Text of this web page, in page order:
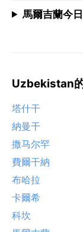
馬爾吉蘭今
Uzbekistan
塔什干
納曼干
撒马尔罕
費爾干納
布哈拉
卡爾希
科坎